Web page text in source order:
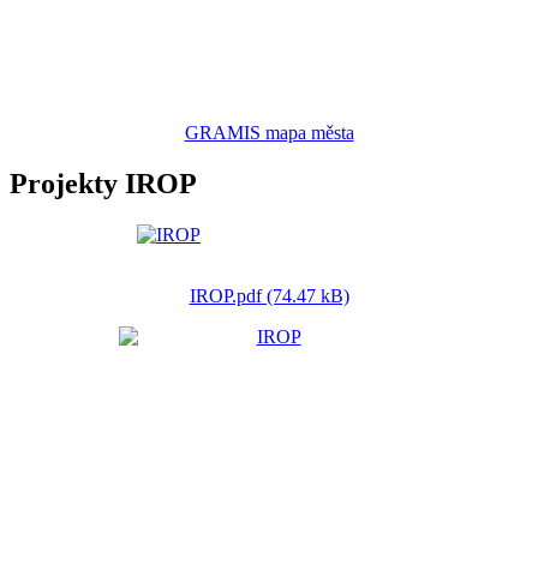
GRAMIS mapa města
Projekty IROP
IROP.pdf (74.47 kB)